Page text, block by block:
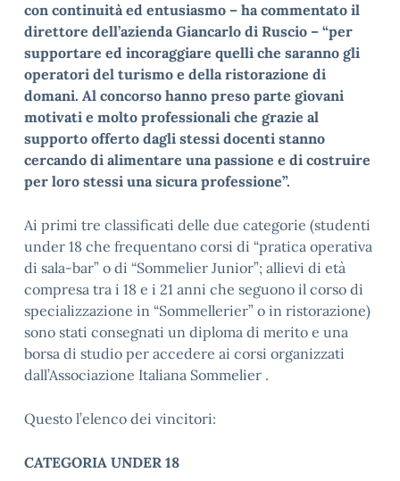
con continuità ed entusiasmo – ha commentato il
direttore dell’azienda Giancarlo di Ruscio – “per
supportare ed incoraggiare quelli che saranno gli
operatori del turismo e della ristorazione di
domani. Al concorso hanno preso parte giovani
motivati e molto professionali che grazie al
supporto offerto dagli stessi docenti stanno
cercando di alimentare una passione e di costruire
per loro stessi una sicura professione”.
Ai primi tre classificati delle due categorie (studenti
under 18 che frequentano corsi di “pratica operativa
di sala-bar” o di “Sommelier Junior”; allievi di età
compresa tra i 18 e i 21 anni che seguono il corso di
specializzazione in “Sommellerier” o in ristorazione)
sono stati consegnati un diploma di merito e una
borsa di studio per accedere ai corsi organizzati
dall’Associazione Italiana Sommelier .
Questo l’elenco dei vincitori:
CATEGORIA UNDER 18